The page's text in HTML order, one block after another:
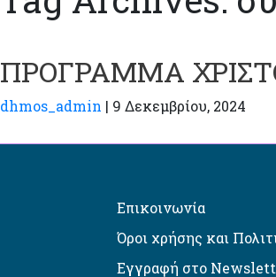
ΠΡΟΓΡΑΜΜΑ
dhmos_admin | 9 Δεκεμβρίου, 2024
Επικοινωνία
Όροι χρήσης και
Εγγραφή στο